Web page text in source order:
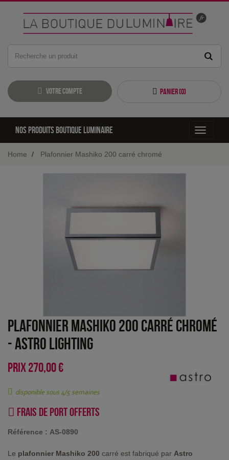
Votre compte Panier (0)
Toggle
Nos produits boutique luminaire
Home Plafonnier Mashiko 200 carré chromé
Plafonnier Mashiko 200 carré chromé
-Astro Lighting
PRIX270,00 €
disponible sous 4/5 semaines
Frais de port offerts
Référence : AS-0890
Le plafonnier Mashiko 200 carré est fabriqué par Astro